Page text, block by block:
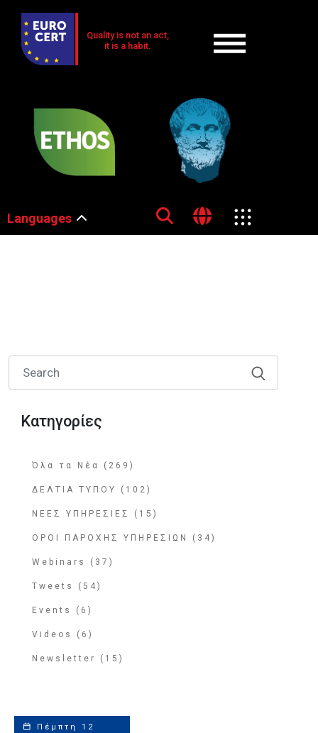
Quality is not an act,
it is a habit.
Languages
Κατηγορίες
Όλα τα Νέα (269)
ΔΕΛΤΙΑ ΤΥΠΟΥ (102)
ΝΕΕΣ ΥΠΗΡΕΣΙΕΣ (15)
ΟΡΟΙ ΠΑΡΟΧΗΣ ΥΠΗΡΕΣΙΩΝ (34)
Webinars (37)
Tweets (54)
Events (6)
Videos (6)
Newsletter (15)
Πέμπτη 12